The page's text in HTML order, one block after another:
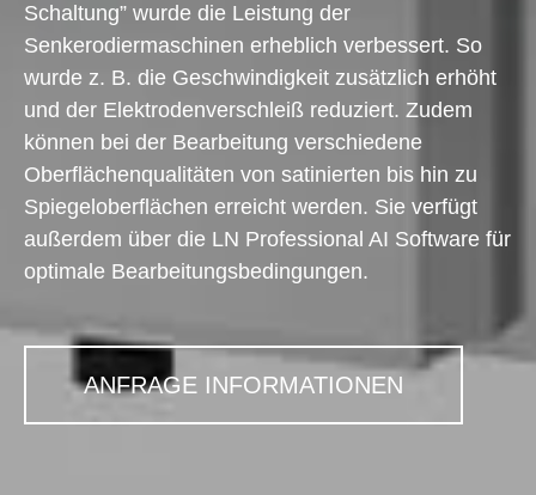
Schaltung” wurde die Leistung der
Senkerodiermaschinen erheblich verbessert. So
wurde z. B. die Geschwindigkeit zusätzlich erhöht
und der Elektrodenverschleiß reduziert. Zudem
können bei der Bearbeitung verschiedene
Oberflächenqualitäten von satinierten bis hin zu
Spiegeloberflächen erreicht werden. Sie verfügt
außerdem über die LN Professional AI Software für
optimale Bearbeitungsbedingungen.
ANFRAGE INFORMATIONEN